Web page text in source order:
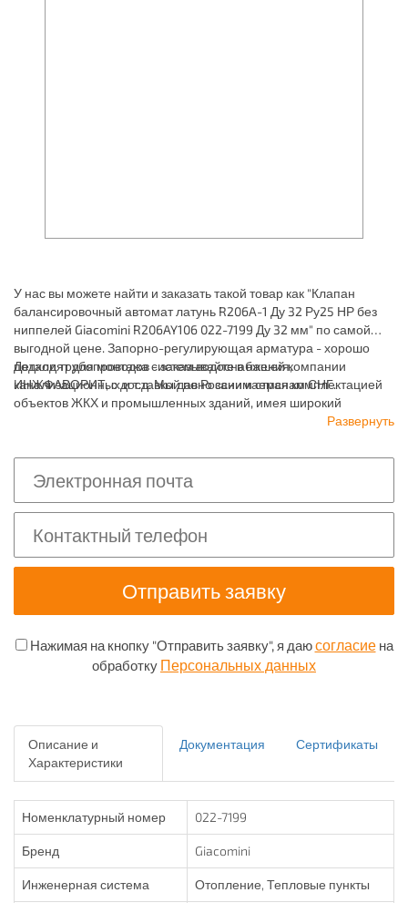
У нас вы можете найти и заказать такой товар как "Клапан
балансировочный автомат латунь R206A-1 Ду 32 Ру25 НР без
ниппелей Giacomini R206AY106 022-7199 Ду 32 мм" по самой
выгодной цене. Запорно-регулирующая арматура - хорошо
подходят для монтажа систем водоснабжения,
канализационных и т.д. Мы давно занимаемся комплектацией
объектов ЖКХ и промышленных зданий, имея широкий
Детали трубопроводов - заказывайте в нашей компании
ИНЖФАВОРИТ, с доставкой по России и странам СНГ.
Развернуть
Нажимая на кнопку "Отправить заявку", я даюсогласиена
обработку Персональных данных
Описание и
Характеристики
Документация Сертификаты
Номенклатурный номер 022-7199
Бренд Giacomini
Инженерная система Отопление, Тепловые пункты